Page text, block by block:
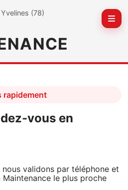
(78)
rapidement
vous en
nous validons par téléphone et
le plus proche